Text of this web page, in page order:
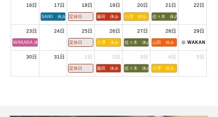
16日 17日
SAIKI 休み
18日
定休日
19日
藤田 休み
20日
小澤 休み
21日
佐々木 休み
22日
23日
WAKANA 休み
24日 25日
定休日
26日
小澤 休み
27日
佐々木 休み
28日
山田 休み
29日
WAKANA 休
30日 31日 1日
定休日
2日
藤田 休み
3日
佐々木 休み
4日
小澤 休み
5日